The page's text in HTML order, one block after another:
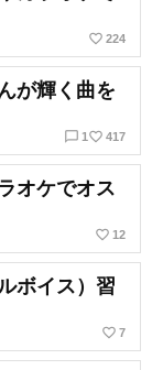
favorite_border 224
が輝く曲を
chat_bubble_outline 1 favorite_border 417
オケでオス
favorite_border 12
ボイス）習
favorite_border 7